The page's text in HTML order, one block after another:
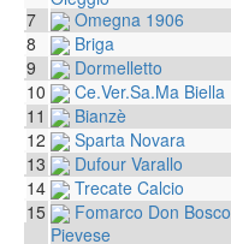
7
Omegna 1906
8
Briga
9
Dormelletto
10
Ce.Ver.Sa.Ma Biella
11
Bianzè
12
Sparta Novara
13
Dufour Varallo
14
Trecate Calcio
15
Fomarco Don Bosco
Pievese